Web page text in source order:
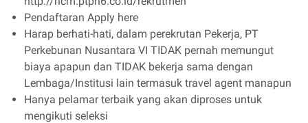
Pendaftaran Apply here
Harap berhati-hati, dalam perekrutan Pekerja, PT
Perkebunan Nusantara VI TIDAK pernah memungut
biaya apapun dan TIDAK bekerja sama dengan
Lembaga/Institusi lain termasuk travel agent manapun
Hanya pelamar terbaik yang akan diproses untuk
mengikuti seleksi